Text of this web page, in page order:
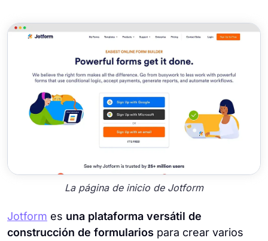
La página de inicio de Jotform
Jotform es una plataforma versátil de
construcción de formularios para crear varios